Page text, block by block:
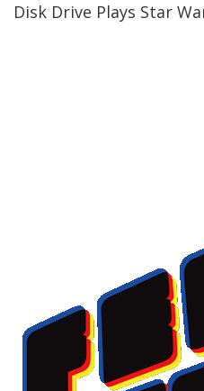
Disk Drive Plays Star